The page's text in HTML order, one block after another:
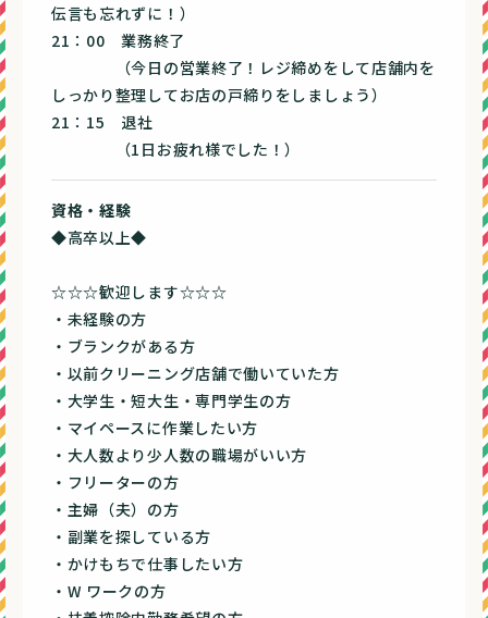
伝言も忘れずに！）
21：00 業務終了
（今日の営業終了！レジ締めをして店舗内を
しっかり整理してお店の戸締りをしましょう）
21：15 退社
（1日お疲れ様でした！）
資格・経験
◆高卒以上◆
☆☆☆歓迎します☆☆☆
・未経験の方
・ブランクがある方
・以前クリーニング店舗で働いていた方
・大学生・短大生・専門学生の方
・マイペースに作業したい方
・大人数より少人数の職場がいい方
・フリーターの方
・主婦（夫）の方
・副業を探している方
・かけもちで仕事したい方
・W ワークの方